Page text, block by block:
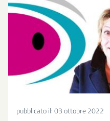
pubblicato il:03 ottobre 2022